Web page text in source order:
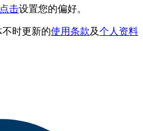
点击设置您的偏好。
时更新的使用条款及个人资料